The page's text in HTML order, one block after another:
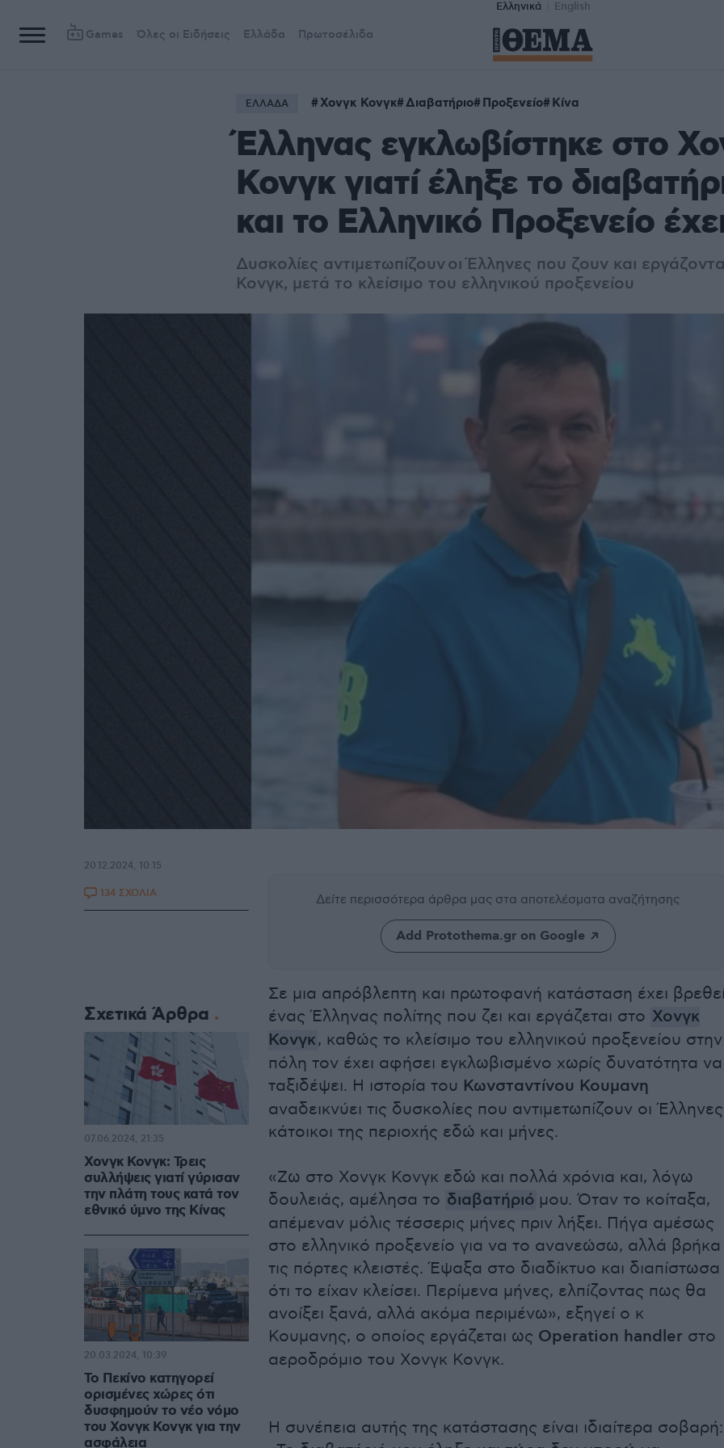
Ελληνικά English
Games Όλες οι Ειδήσεις Ελλάδα Πρωτοσέλιδα
ΕΛΛΑΔΑ Χονγκ Κονγκ Διαβατήριο Προξενείο Κίνα
Έλληνας εγκλωβίστηκε στο
Κονγκ γιατί έληξε το
και το Ελληνικό Προξενείο
Δυσκολίες αντιμετωπίζουν οι Έλληνες που ζουν και
Κονγκ, μετά το κλείσιμο του ελληνικού προξενείου
Δείτε περισσότερα άρθρα μας στα αποτελέσματα αναζήτησης
Add Protothema.gr on Google
Σε μια απρόβλεπτη και πρωτοφανή κατάσταση έχει
ένας Έλληνας πολίτης που ζει και εργάζεται στο Χονγκ
Κονγκ, καθώς το κλείσιμο του ελληνικού προξενείου στην
πόλη τον έχει αφήσει εγκλωβισμένο χωρίς δυνατότητα να
ταξιδέψει. Η ιστορία του Κωνσταντίνου Κουμανη
αναδεικνύει τις δυσκολίες που αντιμετωπίζουν οι Έλληνες
κάτοικοι της περιοχής εδώ και μήνες.
«Ζω στο Χονγκ Κονγκ εδώ και πολλά χρόνια και, λόγω
δουλειάς, αμέλησα το διαβατήριό μου. Όταν το κοίταξα,
απέμεναν μόλις τέσσερις μήνες πριν λήξει. Πήγα αμέσως
στο ελληνικό προξενείο για να το ανανεώσω, αλλά βρήκα
τις πόρτες κλειστές. Έψαξα στο διαδίκτυο και διαπίστωσα
ότι το είχαν κλείσει. Περίμενα μήνες, ελπίζοντας πως θα
ανοίξει ξανά, αλλά ακόμα περιμένω», εξηγεί ο κ
Κουμανης, ο οποίος εργάζεται ως Operation handler στο
αεροδρόμιο του Χονγκ Κονγκ.
Η συνέπεια αυτής της κατάστασης είναι ιδιαίτερα σοβαρή:
20.12.2024, 10:15
134 ΣΧΟΛΙΑ
Σχετικά Άρθρα
Χονγκ Κονγκ: Τρεις
συλλήψεις γιατί γύρισαν
την πλάτη τους κατά τον
εθνικό ύμνο της Κίνας
07.06.2024, 21:35
Το Πεκίνο κατηγορεί
ορισμένες χώρες ότι
δυσφημούν το νέο νόμο
του Χονγκ Κονγκ για την
ασφάλεια
20.03.2024, 10:39